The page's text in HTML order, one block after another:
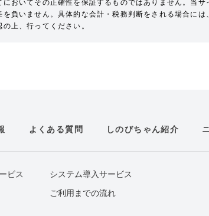
おいてその正確性を保証するものではありません。当
を負いません。具体的な会計・税務判断をされる場合に
上、行ってください。
よくある質問 しのびちゃん紹介
ビス
システム導入サービス
ご利用までの流れ